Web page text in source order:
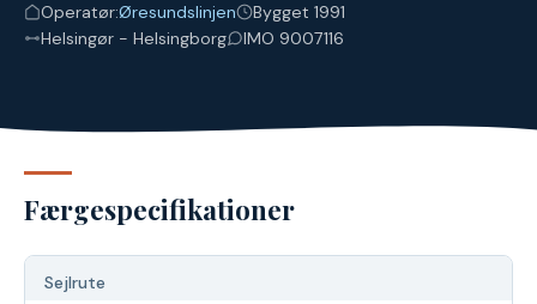
Operatør:Øresundslinjen
Bygget 1991
Helsingør - Helsingborg
IMO 9007116
Færgespecifikationer
Sejlrute